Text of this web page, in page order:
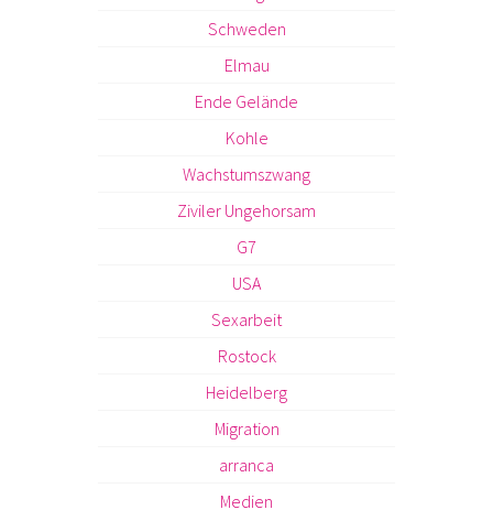
Schweden
Elmau
Ende Gelände
Kohle
Wachstumszwang
Ziviler Ungehorsam
G7
USA
Sexarbeit
Rostock
Heidelberg
Migration
arranca
Medien